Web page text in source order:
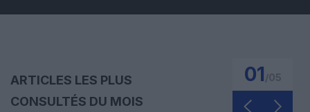
ARTICLES LES PLUS
CONSULTÉS DU MOIS
01